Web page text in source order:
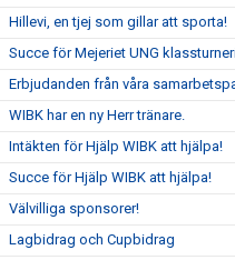
Hillevi, en tjej som gillar att sporta!
Succe för Mejeriet UNG
Erbjudanden från våra
WIBK har en ny Herr tränare.
Intäkten för Hjälp WIBK att hjälpa!
Succe för Hjälp WIBK att hjälpa!
Välvilliga sponsorer!
Lagbidrag och Cupbidrag